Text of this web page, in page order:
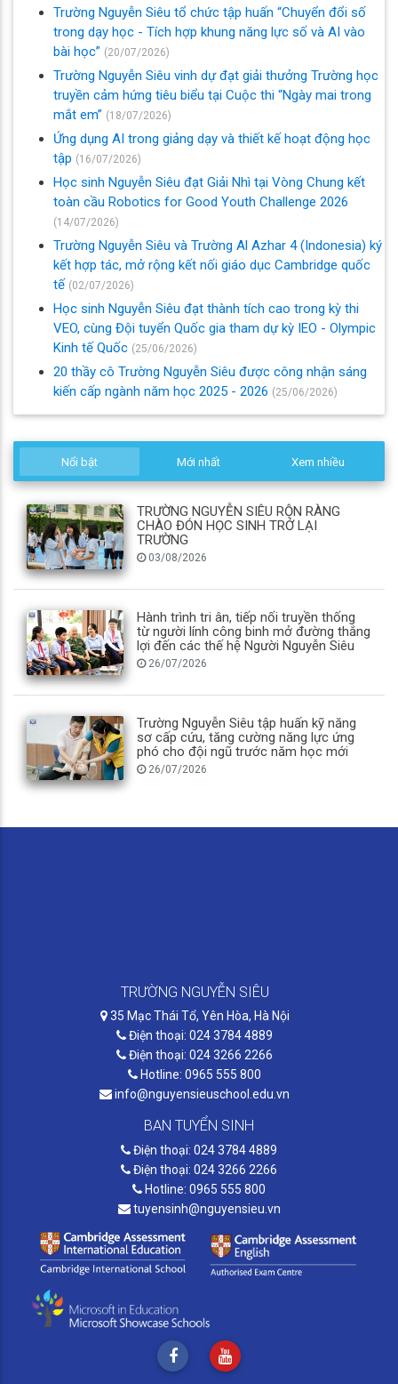
Trường Nguyễn Siêu tổ chức tập huấn “Chuyển đổi số
trong dạy học - Tích hợp khung năng lực số và AI vào
bài học” (20/07/2026)
Trường Nguyễn Siêu vinh dự đạt giải thưởng Trường học
truyền cảm hứng tiêu biểu tại Cuộc thi “Ngày mai trong
mắt em” (18/07/2026)
Ứng dụng AI trong giảng dạy và thiết kế hoạt động học
tập (16/07/2026)
Học sinh Nguyễn Siêu đạt Giải Nhì tại Vòng Chung kết
toàn cầu Robotics for Good Youth Challenge 2026
(14/07/2026)
Trường Nguyễn Siêu và Trường Al Azhar 4 (Indonesia) ký
kết hợp tác, mở rộng kết nối giáo dục Cambridge quốc
tế (02/07/2026)
Học sinh Nguyễn Siêu đạt thành tích cao trong kỳ thi
VEO, cùng Đội tuyển Quốc gia tham dự kỳ IEO - Olympic
Kinh tế Quốc (25/06/2026)
20 thầy cô Trường Nguyễn Siêu được công nhận sáng
kiến cấp ngành năm học 2025 - 2026 (25/06/2026)
Nổi bật Mới nhất Xem nhiều
TRƯỜNG NGUYỄN SIÊU RỘN RÀNG
CHÀO ĐÓN HỌC SINH TRỞ LẠI
TRƯỜNG
03/08/2026
Hành trình tri ân, tiếp nối truyền thống
từ người lính công binh mở đường thắng
lợi đến các thế hệ Người Nguyễn Siêu
26/07/2026
Trường Nguyễn Siêu tập huấn kỹ năng
sơ cấp cứu, tăng cường năng lực ứng
phó cho đội ngũ trước năm học mới
26/07/2026
TRƯỜNG NGUYỄN SIÊU
35 Mạc Thái Tổ, Yên Hòa, Hà Nội
Điện thoại: 024 3784 4889
Điện thoại: 024 3266 2266
Hotline: 0965 555 800
info@nguyensieuschool.edu.vn
BAN TUYỂN SINH
Điện thoại: 024 3784 4889
Điện thoại: 024 3266 2266
Hotline: 0965 555 800
tuyensinh@nguyensieu.vn